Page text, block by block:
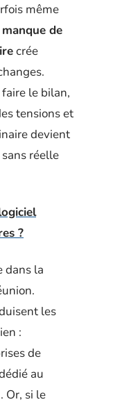
même
manque de
crée
faire le bilan,
tensions et
devient
réelle
?
dans la
les
:
de
au
Or, si le